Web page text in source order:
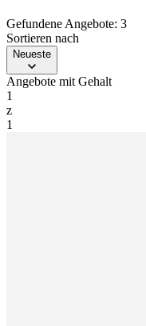
Gefundene Angebote: 3
Sortieren nach
Neueste
Angebote mit Gehalt
1
z
1